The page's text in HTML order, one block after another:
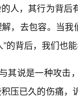
人，其行为背
，去包容。当
”的背后，我们也
其说是一种攻
压已久的伤痛